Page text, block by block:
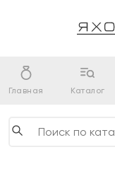
Главная Каталог